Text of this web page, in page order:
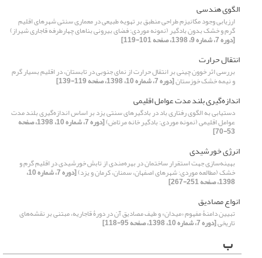
الگوی هندسی
ارزیابی وجود مکانیزم طراحی منطبق بر تهویه طبیعی در معماری سنتی شهرهای اقلیم
گرم و خشک بدون بادگیر (نمونه موردی: فضای بیرونی بناهای چهارطرفه قاجاری شیراز)
[دوره 7، شماره 9، 1398، صفحه 101-119]
انتقال حرارت
بررسی اثر خوون چینی بر انتقال حرارت از نمای جنوبی در تابستان، در اقلیم بسیار گرم
و نیمه خشک خوزستان[دوره 7، شماره 10، 1398، صفحه 119-139]
اندازه‌گیری بلند مدت عوامل اقلیمی
دستیابی به الگوی رفتاری باد در بادگیرهای سنتی یزد بر اساس اندازه‌گیری بلند مدت
عوامل اقلیمی (نمونه موردی: بادگیر خانه مرتاض) [دوره 7، شماره 10، 1398، صفحه
53-70]
انرژی خورشیدی
بهینه‌سازی جهت استقرار ساختمان در بهره‌مندی از تابش خورشیدی در اقلیم گرم و
خشک (مطالعه موردی: شهرهای اصفهان، سمنان، کرمان و یزد) [دوره 7، شماره 10،
1398، صفحه 251-267]
انواع مصادیق
تبیین دامنۀ مفهوم «میدان» و طیف مصادیق آن در دورۀ قاجاریه، مبتنی بر نقشه‌های
تاریخی[دوره 7، شماره 10، 1398، صفحه 95-118]
ب